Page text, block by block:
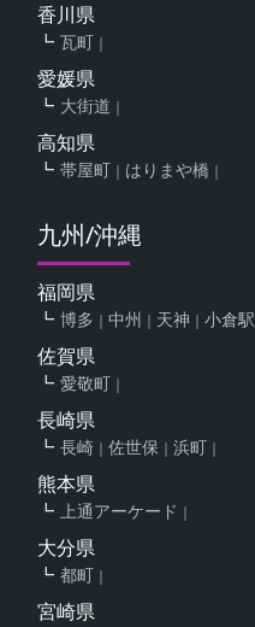
香川県
瓦町
愛媛県
大街道
高知県
帯屋町 はりまや橋
九州/沖縄
福岡県
博多 中州 天神 小倉駅
佐賀県
愛敬町
長崎県
長崎 佐世保 浜町
熊本県
上通アーケード
大分県
都町
宮崎県